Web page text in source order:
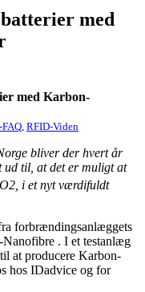
med
med Karbon-
RFID-Viden
bliver der hvert år
ud til, at det er muligt at
i et nyt værdifuldt
forbrændingsanlæggets
Nanofibre . I et testanlæg
at producere Karbon-
hos IDadvice og for